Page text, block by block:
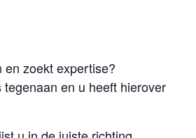
en zoekt expertise?
en u heeft hierover